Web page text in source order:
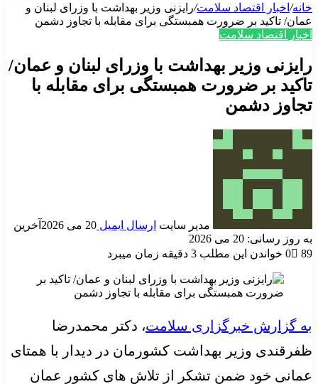
خانه/ اخبار اقتصاد سلامت/رایزنی وزیر بهداشت با وزرای لبنان و
عمان/ تاکید بر ضرورت همبستگی برای مقابله با تجاوز دشمن
اخبار اقتصاد سلامت
رایزنی وزیر بهداشت با وزرای لبنان و عمان/
تاکید بر ضرورت همبستگی برای مقابله با
تجاوز دشمن
مدیر سایت ارسال ایمیل 20 می 2026
آخرین
به روز رسانی: 20 می 2026
0
89 خواندن این مطلب 3 دقیقه زمان میبرد
به گزارش خبرگزاری سلامت، دکتر محمدرضا
ظفرقندی وزیر بهداشت کشورمان در دیدار با همتای
عمانی خود ضمن تشکر از تلاش های کشور عمان